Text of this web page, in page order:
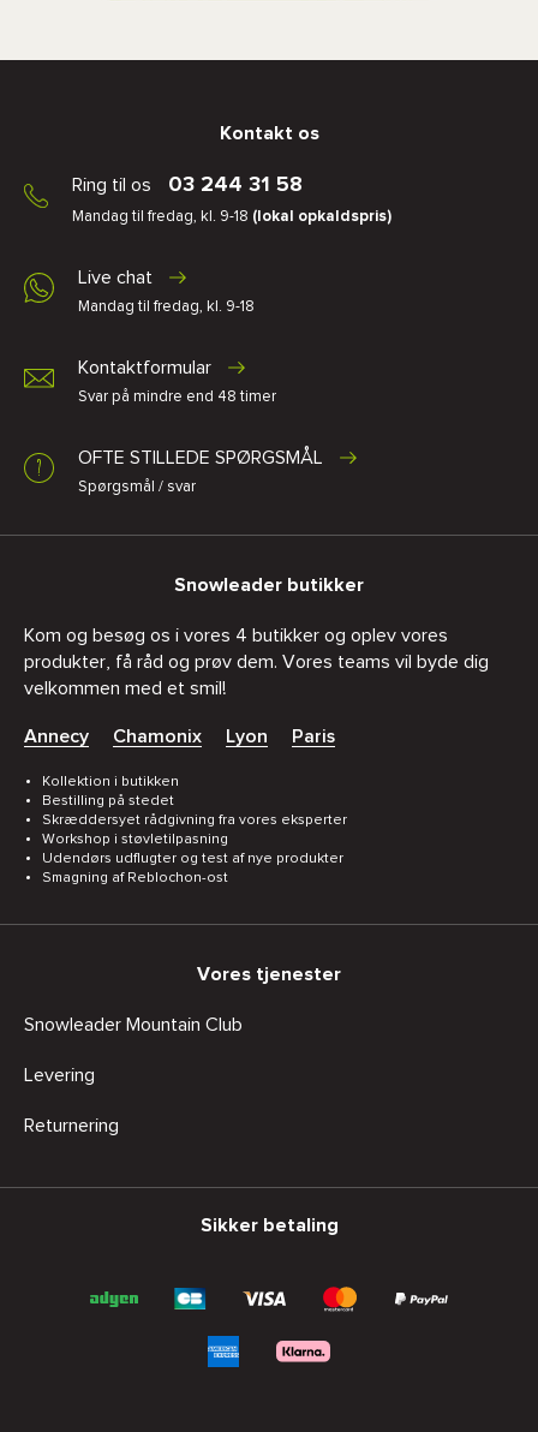
Kontakt os
Ring til os 03 244 31 58
Mandag til fredag, kl. 9-18 (lokal opkaldspris)
Live chat
Mandag til fredag, kl. 9-18
Kontaktformular
Svar på mindre end 48 timer
OFTE STILLEDE SPØRGSMÅL
Spørgsmål / svar
Snowleader butikker
Kom og besøg os i vores 4 butikker og oplev vores
produkter, få råd og prøv dem. Vores teams vil byde dig
velkommen med et smil!
Annecy Chamonix Lyon Paris
Kollektion i butikken
Bestilling på stedet
Skræddersyet rådgivning fra vores eksperter
Workshop i støvletilpasning
Udendørs udflugter og test af nye produkter
Smagning af Reblochon-ost
Vores tjenester
Snowleader Mountain Club
Levering
Returnering
Sikker betaling